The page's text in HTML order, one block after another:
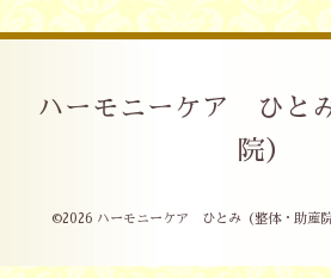
ハーモニーケア ひと
院）
©2026 ハーモニーケア ひとみ（整体・助産院